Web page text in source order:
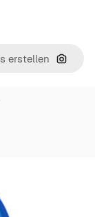
Nach